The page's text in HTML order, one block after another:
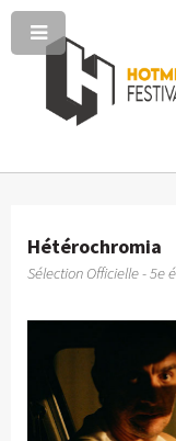
Hétérochromia
Sélection Officielle - 5e